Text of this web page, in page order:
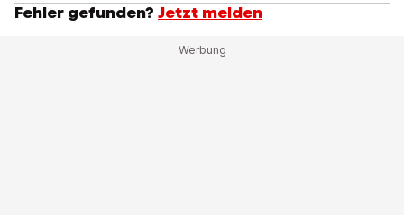
Fehler gefunden? Jetzt melden